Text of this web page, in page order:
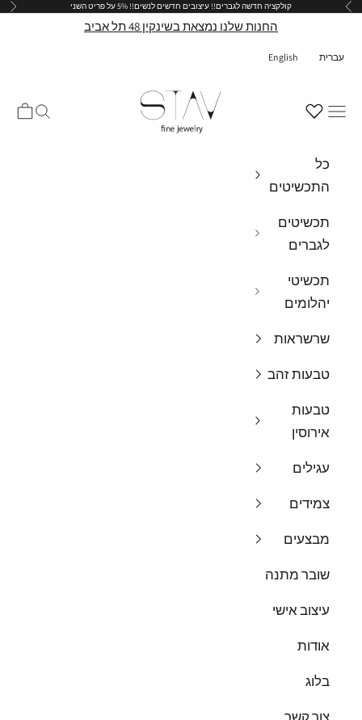
דילוג לתוכן
הקודם קולקציה חדשה לגברים!! עיצובים חדשים לנשים!! 5% על פריט השני הבא
החנות שלנו נמצאת בשינקין 48 תל אביב
עברית English
stav-fine-jewelry
תפריט חיפושעגלת
כל
התכשיטים
תכשיטים
לגברים
תכשיטי
יהלומים
שרשראות
טבעות זהב
טבעות
אירוסין
עגילים
צמידים
מבצעים
שובר מתנה
עיצוב אישי
אודות
בלוג
צור קשר